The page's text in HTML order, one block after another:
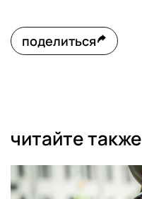
поделиться
читайте также